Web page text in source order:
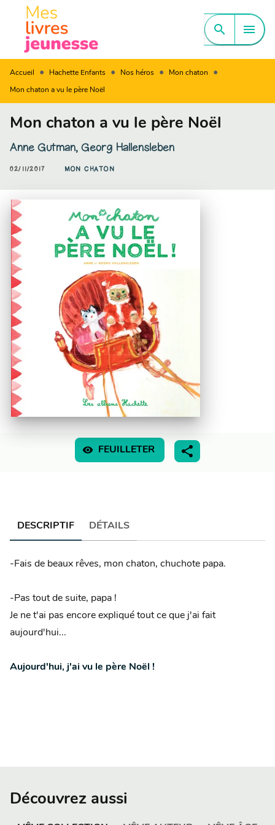
MENU CONTENU
PIED DE PAGE
search menu
Accueil • Hachette Enfants • Nos héros • Mon chaton •
Mon chaton a vu le père Noël
Mon chaton a vu le père Noël
Anne Gutman, Georg Hallensleben
02/11/2017 MON CHATON
visibility FEUILLETER
DESCRIPTIF DÉTAILS
-Fais de beaux rêves, mon chaton, chuchote papa.
-Pas tout de suite, papa !
Je ne t'ai pas encore expliqué tout ce que j'ai fait
aujourd'hui...
Aujourd'hui, j'ai vu le père Noël !
Découvrez aussi